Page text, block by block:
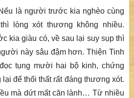
là người trước kia nghèo cùng
lòng xót thương không nhiều.
kia giàu có, về sau lại suy sụp thì
này sâu đậm hơn. Thiện Tinh
tụng mười hai bộ kinh, chứng
để thối thất rất đáng thương xót.
mà dứt mất căn lành… Từ nhiều